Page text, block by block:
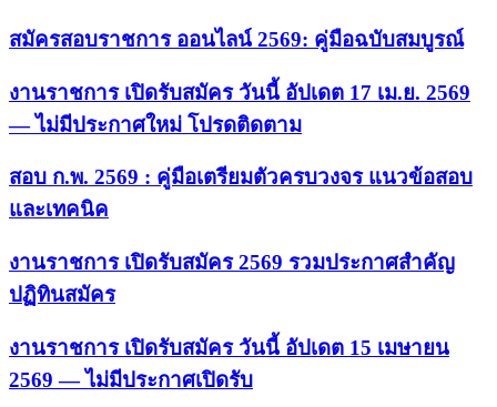
สมัครสอบราชการ ออนไลน์ 2569: คู่มือฉบับสมบูรณ์
งานราชการ เปิดรับสมัคร วันนี้ อัปเดต 17 เม.ย. 2569
— ไม่มีประกาศใหม่ โปรดติดตาม
สอบ ก.พ. 2569 : คู่มือเตรียมตัวครบวงจร แนวข้อสอบ
และเทคนิค
งานราชการ เปิดรับสมัคร 2569 รวมประกาศสำคัญ
ปฏิทินสมัคร
งานราชการ เปิดรับสมัคร วันนี้ อัปเดต 15 เมษายน
2569 — ไม่มีประกาศเปิดรับ